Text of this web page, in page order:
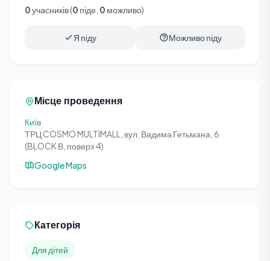
0учасників (0 піде, 0 можливо)
Я піду Можливо піду
Місце проведення
Київ
ТРЦ COSMO MULTIMALL, вул. Вадима Гетьмана, 6
(BLOCK В, поверх 4)
Google Maps
Категорія
Для дітей